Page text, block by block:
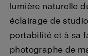
lumière naturelle
éclairage de
portabilité et à sa
photographe de